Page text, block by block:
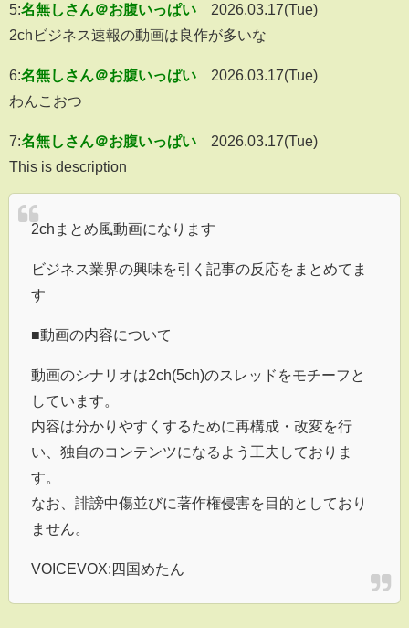
5:名無しさん＠お腹いっぱい
2026.03.17(Tue)
2chビジネス速報の動画は良作が多いな
6:名無しさん＠お腹いっぱい
2026.03.17(Tue)
わんこおつ
7:名無しさん＠お腹いっぱい
2026.03.17(Tue)
This is description
2chまとめ風動画になります
ビジネス業界の興味を引く記事の反応をまとめてま
す
■動画の内容について
動画のシナリオは2ch(5ch)のスレッドをモチーフと
しています。
内容は分かりやすくするために再構成・改変を行
い、独自のコンテンツになるよう工夫しておりま
す。
なお、誹謗中傷並びに著作権侵害を目的としており
ません。
VOICEVOX:四国めたん